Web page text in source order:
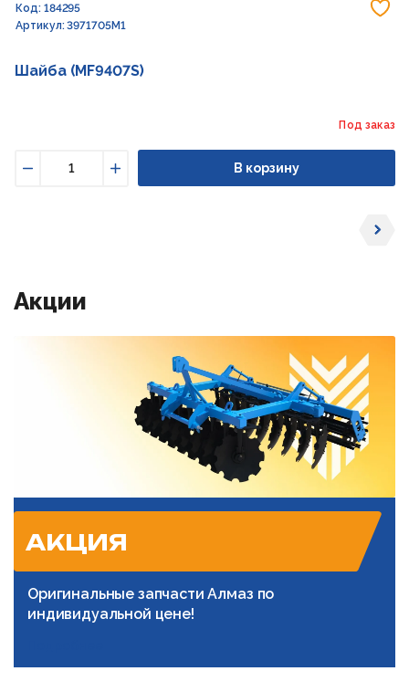
Код: 184295
Артикул: 3971705M1
Шайба (MF9407S)
Под заказ
Увеличить
В корзину
Акции
АКЦИЯ
Оригинальные запчасти Алмаз по
индивидуальной цене!